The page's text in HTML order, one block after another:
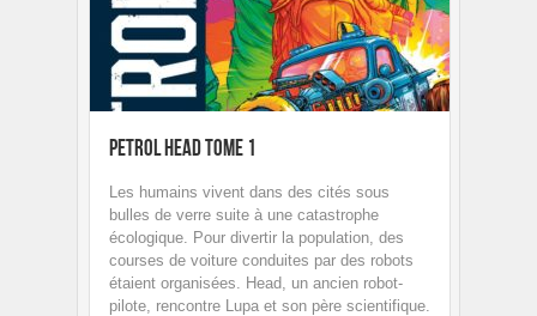
Petrol Head Tome 1
Les humains vivent dans des cités sous
bulles de verre suite à une catastrophe
écologique. Pour divertir la population, des
courses de voiture conduites par des robots
étaient organisées. Head, un ancien robot-
pilote, rencontre Lupa et son père scientifique.